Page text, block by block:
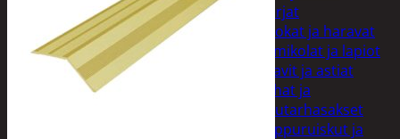
Harjat
Kuokat ja haravat
Lumikolat ja lapiot
Saavit ja astiat
Sahat ja
puutarhasakset
Reppuruiskut ja